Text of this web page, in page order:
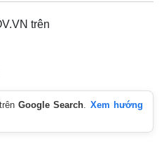
trên
Google Search
Xem hướng